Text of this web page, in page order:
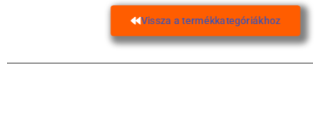
Vissza a termékkategóriákhoz